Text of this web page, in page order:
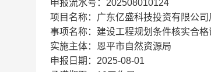
申报流水号：202508010124
项目名称：广东亿盛科技投资有限公
事项名称：建设工程规划条件核实合格
实施主体：恩平市自然资源局
申报日期：2025-08-01